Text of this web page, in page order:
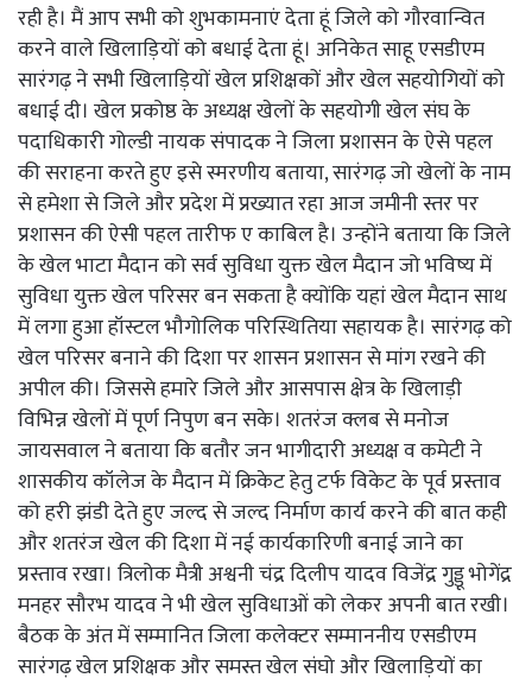
रही है। मैं आप सभी को शुभकामनाएं देता हूं जिले को गौरवान्वित
करने वाले खिलाड़ियों को बधाई देता हूं। अनिकेत साहू एसडीएम
सारंगढ़ ने सभी खिलाड़ियों खेल प्रशिक्षकों और खेल सहयोगियों को
बधाई दी। खेल प्रकोष्ठ के अध्यक्ष खेलों के सहयोगी खेल संघ के
पदाधिकारी गोल्डी नायक संपादक ने जिला प्रशासन के ऐसे पहल
की सराहना करते हुए इसे स्मरणीय बताया, सारंगढ़ जो खेलों के नाम
से हमेशा से जिले और प्रदेश में प्रख्यात रहा आज जमीनी स्तर पर
प्रशासन की ऐसी पहल तारीफ ए काबिल है। उन्होंने बताया कि जिले
के खेल भाटा मैदान को सर्व सुविधा युक्त खेल मैदान जो भविष्य में
सुविधा युक्त खेल परिसर बन सकता है क्योंकि यहां खेल मैदान साथ
में लगा हुआ हॉस्टल भौगोलिक परिस्थितिया सहायक है। सारंगढ़ को
खेल परिसर बनाने की दिशा पर शासन प्रशासन से मांग रखने की
अपील की। जिससे हमारे जिले और आसपास क्षेत्र के खिलाड़ी
विभिन्न खेलों में पूर्ण निपुण बन सके। शतरंज क्लब से मनोज
जायसवाल ने बताया कि बतौर जन भागीदारी अध्यक्ष व कमेटी ने
शासकीय कॉलेज के मैदान में क्रिकेट हेतु टर्फ विकेट के पूर्व प्रस्ताव
को हरी झंडी देते हुए जल्द से जल्द निर्माण कार्य करने की बात कही
और शतरंज खेल की दिशा में नई कार्यकारिणी बनाई जाने का
प्रस्ताव रखा। त्रिलोक मैत्री अश्वनी चंद्र दिलीप यादव विजेंद्र गुड्डू भोगेंद्र
मनहर सौरभ यादव ने भी खेल सुविधाओं को लेकर अपनी बात रखी।
बैठक के अंत में सम्मानित जिला कलेक्टर सम्माननीय एसडीएम
सारंगढ़ खेल प्रशिक्षक और समस्त खेल संघो और खिलाड़ियों का